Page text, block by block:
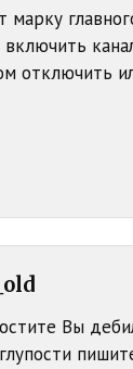
отключить
Вы